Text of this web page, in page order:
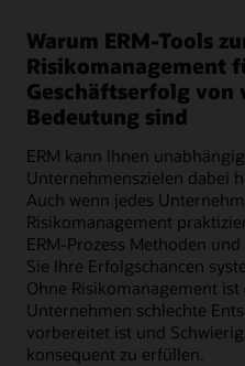
Warum ERM-Tools
Risikomanagement
Geschäftserfolg von
Bedeutung sind
ERM kann Ihnen
Unternehmenszielen dabei
Auch wenn jedes
Risikomanagement
ERM-Prozess Methoden
Sie Ihre Erfolgschancen
Ohne Risikomanagement
Unternehmen schlechte
vorbereitet ist und
konsequent zu erfüllen.